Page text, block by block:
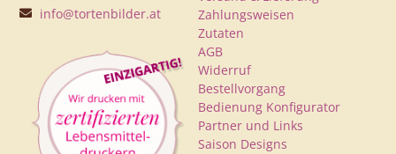
info@tortenbilder.at
Zahlungsweisen
Zutaten
AGB
Widerruf
Bestellvorgang
Bedienung Konfigurator
Partner und Links
Saison Designs